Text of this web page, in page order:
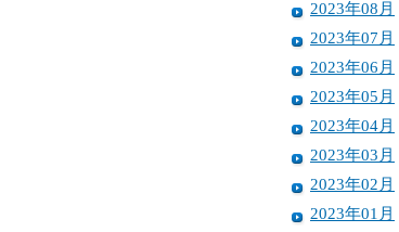
2023年08月
2023年07月
2023年06月
2023年05月
2023年04月
2023年03月
2023年02月
2023年01月